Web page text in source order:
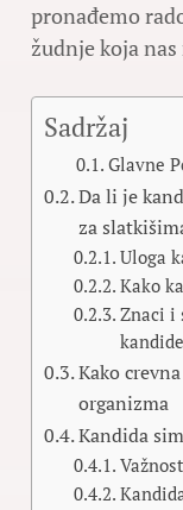
pronađemo
žudnje koja
Sadržaj
Glavne
Da li je
za
Uloga
Kako
Znaci i
kandide
Kako
organizma
Kandida